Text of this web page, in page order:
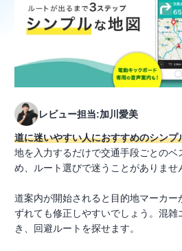
レビュー担当:加川愛美
道に迷いやすい人におすすめのシンプ
地を入力するだけで交通手段ごとのベ
め、ルート選びで迷うことがありませ
道案内が開始されると目的地マーカー
ずれても修正しやすいでしょう。混雑
き、回避ルートを探せます。